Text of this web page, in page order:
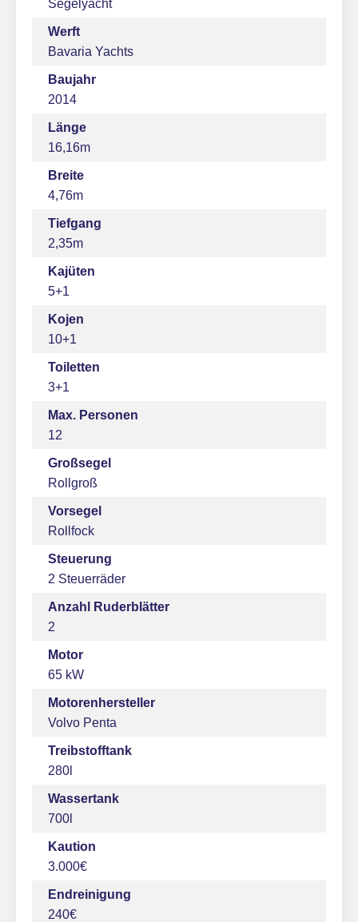
Segelyacht
Werft
Bavaria Yachts
Baujahr
2014
Länge
16,16m
Breite
4,76m
Tiefgang
2,35m
Kajüten
5+1
Kojen
10+1
Toiletten
3+1
Max. Personen
12
Großsegel
Rollgroß
Vorsegel
Rollfock
Steuerung
2 Steuerräder
Anzahl Ruderblätter
2
Motor
65 kW
Motorenhersteller
Volvo Penta
Treibstofftank
280l
Wassertank
700l
Kaution
3.000€
Endreinigung
240€